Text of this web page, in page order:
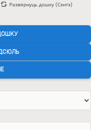
Развярнуць дошку (Сэнтэ)